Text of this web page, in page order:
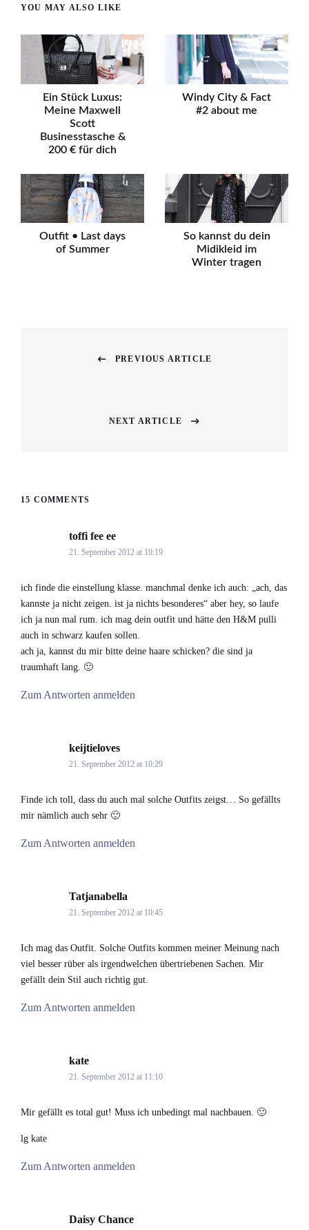
YOU MAY ALSO LIKE
Ein Stück Luxus:
Meine Maxwell
Scott
Businesstasche &
200 € für dich
Windy City & Fact
#2 about me
Outfit • Last days
of Summer
So kannst du dein
Midikleid im
Winter tragen
PREVIOUS ARTICLE
NEXT ARTICLE
15 COMMENTS
toffi fee ee
21. September 2012 at 10:19
ich finde die einstellung klasse. manchmal denke ich auch: „ach, das
kannste ja nicht zeigen. ist ja nichts besonderes“ aber hey, so laufe
ich ja nun mal rum. ich mag dein outfit und hätte den H&M pulli
auch in schwarz kaufen sollen.
ach ja, kannst du mir bitte deine haare schicken? die sind ja
traumhaft lang. 🙂
Zum Antworten anmelden
keijtieloves
21. September 2012 at 10:29
Finde ich toll, dass du auch mal solche Outfits zeigst… So gefällts
mir nämlich auch sehr 🙂
Zum Antworten anmelden
Tatjanabella
21. September 2012 at 10:45
Ich mag das Outfit. Solche Outfits kommen meiner Meinung nach
viel besser rüber als irgendwelchen übertriebenen Sachen. Mir
gefällt dein Stil auch richtig gut.
Zum Antworten anmelden
kate
21. September 2012 at 11:10
Mir gefällt es total gut! Muss ich unbedingt mal nachbauen. 🙂
lg kate
Zum Antworten anmelden
Daisy Chance